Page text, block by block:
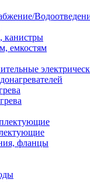
канистры
емкостям
фланцы